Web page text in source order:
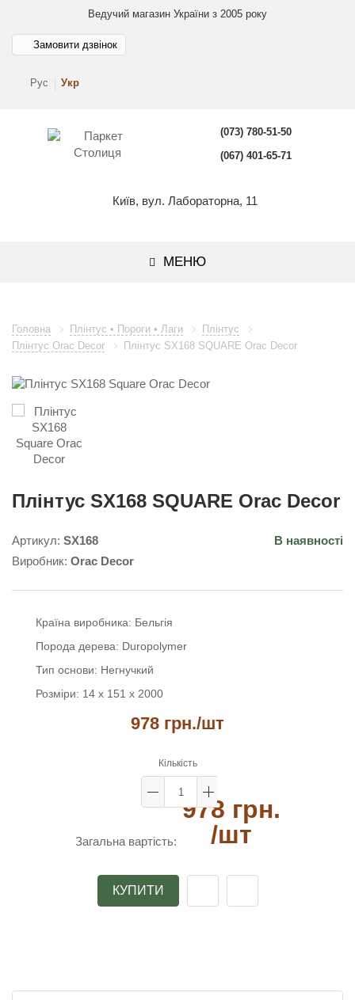
Ведучий магазин України з 2005 року
Рус Укр
Замовити дзвінок
(073) 780-51-50
(067) 401-65-71
Київ, вул. Лабораторна, 11
МЕНЮ
Головна Плінтус • Пороги • Лаги
Плінтус
Плінтус Orac Decor
Плінтус SX168 SQUARE Orac Decor
Плінтус SX168 SQUARE Orac Decor
Артикул: SX168
В наявності
Виробник: Orac Decor
Країна виробника: Бельгія
Порода дерева: Duropolymer
Тип основи: Негнучкий
Розміри: 14 x 151 x 2000
978 грн./шт
Кількість
Загальна вартість:
978 грн.
/шт
КУПИТИ